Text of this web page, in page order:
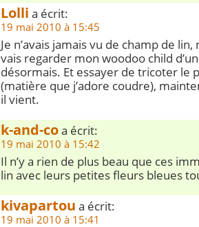
Lolli a écrit:
19 mai 2010 à 15:45
Je n’avais jamais vu de champ de lin,
vais regarder mon woodoo child
désormais. Et essayer de tricoter le
(matière que j’adore coudre),
il vient.
k-and-coa écrit:
19 mai 2010 à 15:42
Il n’y a rien de plus beau que ces
lin avec leurs petites fleurs bleues
kivapartou a écrit:
19 mai 2010 à 15:41